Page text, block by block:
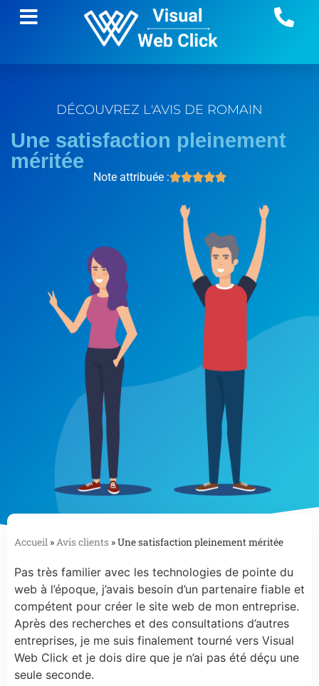
DÉCOUVREZ L'AVIS DE ROMAIN
Une satisfaction pleinement
méritée
Note attribuée :
Accueil »Avis clients »Une satisfaction pleinement méritée
Pas très familier avec les technologies de pointe du
web à l’époque, j’avais besoin d’un partenaire fiable et
compétent pour créer le site web de mon entreprise.
Après des recherches et des consultations d’autres
entreprises, je me suis finalement tourné vers Visual
Web Click et je dois dire que je n’ai pas été déçu une
seule seconde.